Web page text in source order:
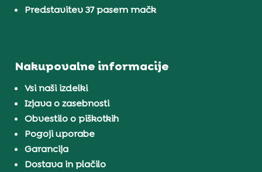
Predstavitev 37 pasem mačk
Nakupovalne informacije
Vsi naši izdelki
Izjava o zasebnosti
Obvestilo o piškotkih
Pogoji uporabe
Garancija
Dostava in plačilo